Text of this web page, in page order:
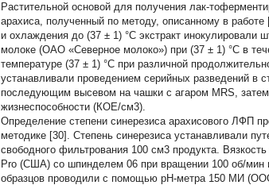
Растительной основой для получения лак-
арахиса, полученный по методу, описанному в
и охлаждения до (37 ± 1) °С экстракт
молоке (ОАО «Северное молоко») при (37 ± 1) °С в
температуре (37 ± 1) °С при различной
устанавливали проведением серийных разведений в
последующим высевом на чашки с агаром MRS,
жизнеспособности (КОЕ/см3).
Определение степени синерезиса арахисового ЛФП
методике [30]. Степень синерезиса устанавливали
свободного фильтрования 100 см3 продукта.
Pro (США) со шпинделем 06 при вращении 100 об/мин
образцов проводили с помощью pH-метра 150 МИ